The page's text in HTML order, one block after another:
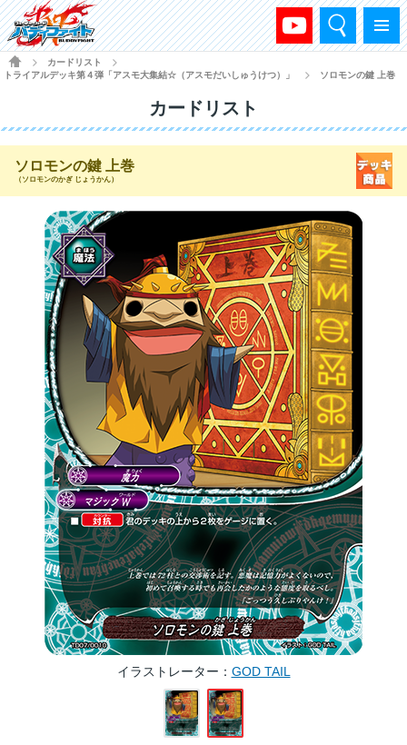
メニュー
検索
HOME
カードリスト
トライアルデッキ第４弾「アスモ大集結☆（アスモだいしゅうけつ）」
ソロモンの鍵 上巻
カードリスト
ソロモンの鍵 上巻
（ソロモンのかぎ じょうかん）
イラストレーター GOD TAIL